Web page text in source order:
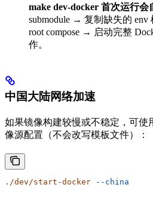
make dev-docker 首次运行会
submodule → 复制缺失的
root compose → 启动完整
作。
中国大陆网络加速
如果镜像构建较慢或不稳定，可使
像源配置（不会改写模板文件）：
./dev/start-docker --china